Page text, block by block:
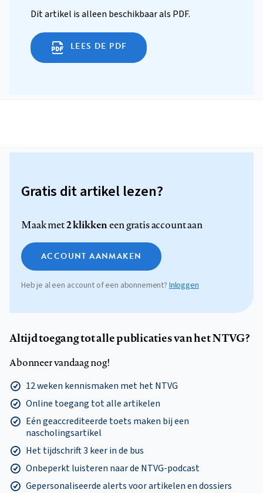
Dit artikel is alleen beschikbaar als PDF.
LEES DE PDF
Gratis dit artikel lezen?
Maak met2 klikkeneen gratis account aan
ACCOUNT AANMAKEN
Heb je al een account of een abonnement? Inloggen
Altijd toegang tot alle publicaties van het NTVG?
Abonneer vandaag nog!
12 weken kennismaken met het NTVG
Online toegang tot alle artikelen
Eén geaccrediteerde toets maken bij een
nascholingsartikel
Het tijdschrift 3 keer in de bus
Onbeperkt luisteren naar de NTVG-podcast
Gepersonaliseerde alerts voor artikelen en dossiers